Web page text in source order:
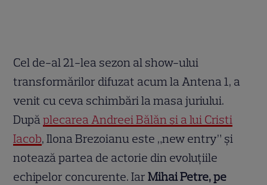
Cel de-al 21-lea sezon al show-ului
transformărilor difuzat acum la Antena 1, a
venit cu ceva schimbări la masa juriului.
Dupăplecarea Andreei Bălăn și a lui Cristi
Iacob, Ilona Brezoianu este „new entry” și
notează partea de actorie din evoluțiile
echipelor concurente. IarMihai Petre, pe